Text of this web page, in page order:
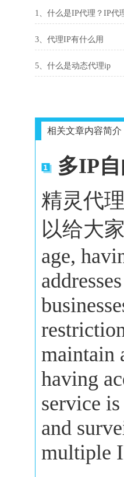
1、什么是IP代理？IP代
3、代理IP有什么用
5、什么是动态代理ip
相关文章内容简介
多IP
精灵代
以给大
age,
maintain
having
service
and
multiple